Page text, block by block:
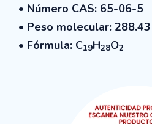
• Número CAS: 65-06-5
• Peso molecular: 288.43
• Fórmula: C19H28O2